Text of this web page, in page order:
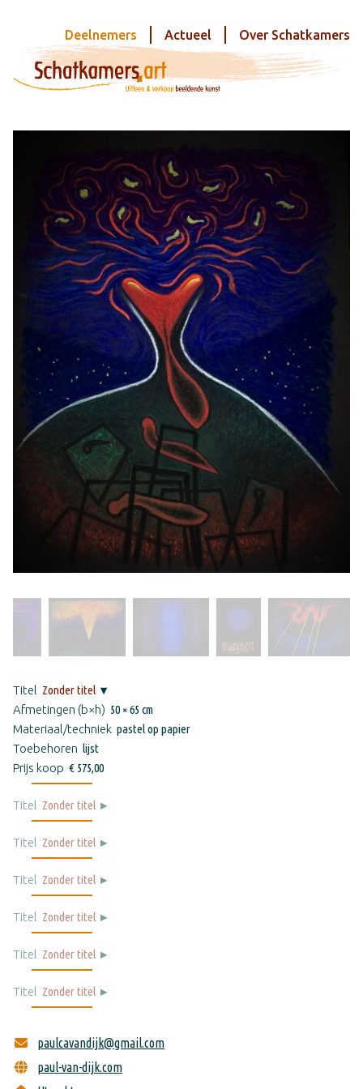
Deelnemers Actueel Over Schatkamers
Titel Zonder titel
Afmetingen (b×h) 50 × 65 cm
Materiaal/techniek pastel op papier
Toebehoren lijst
Prijs koop € 575,00
Titel Zonder titel
Titel Zonder titel
Titel Zonder titel
Titel Zonder titel
Titel Zonder titel
Titel Zonder titel
paulcavandijk@gmail.com
paul-van-dijk.com